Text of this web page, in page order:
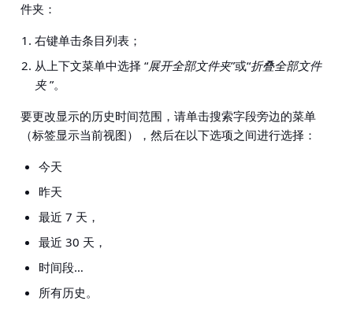
件夹：
右键单击条目列表；
从上下文菜单中选择 “展开全部文件夹”或“折叠全部文件
夹 ”。
要更改显示的历史时间范围，请单击搜索字段旁边的菜单
（标签显示当前视图），然后在以下选项之间进行选择：
今天
昨天
最近 7 天，
最近 30 天，
时间段…
所有历史。